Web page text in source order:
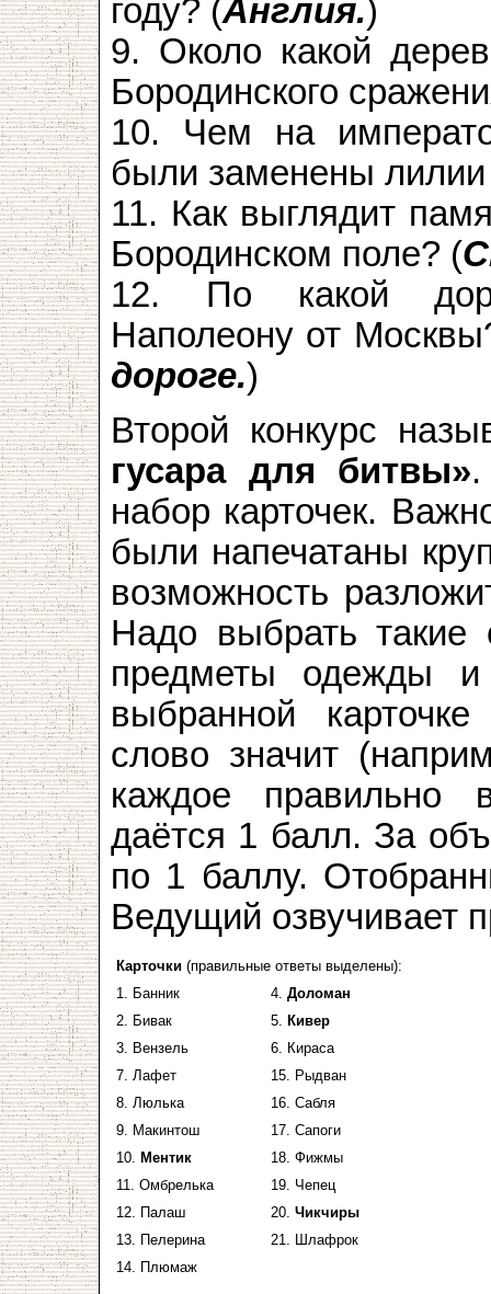
году? (Англия.)
9. Около какой
Бородинского
10. Чем на
были заменены
11. Как выглядит
Бородинском поле? (
12. По какой
Наполеону от
дороге.)
Второй конкурс
гусара для битвы»
набор карточек.
были напечатаны
возможность
Надо выбрать такие
предметы одежды
выбранной
слово значит
каждое правильно
даётся 1 балл. За
по 1 баллу.
Ведущий озвучивает
Карточки (правильные ответы выделены):
1. Банник
4. Доломан
2. Бивак
5. Кивер
3. Вензель
6. Кираса
7. Лафет
15. Рыдван
8. Люлька
16. Сабля
9. Макинтош
17. Сапоги
10. Ментик
18. Фижмы
11. Омбрелька
19. Чепец
12. Палаш
20. Чикчиры
13. Пелерина
21. Шлафрок
14. Плюмаж